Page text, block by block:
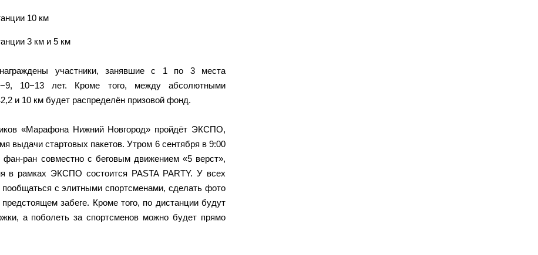
10 км
3 км и 5 км
участники, занявшие с 1 по 3 места
10−13 лет. Кроме того, между абсолютными
и 10 км будет распределён призовой фонд.
«Марафона Нижний Новгород» пройдёт ЭКСПО,
выдачи стартовых пакетов. Утром 6 сентября в 9:00
ран совместно с беговым движением «5 верст»,
в рамках ЭКСПО состоится PASTA PARTY. У всех
с элитными спортсменами, сделать фото
забеге. Кроме того, по дистанции будут
а поболеть за спортсменов можно будет прямо